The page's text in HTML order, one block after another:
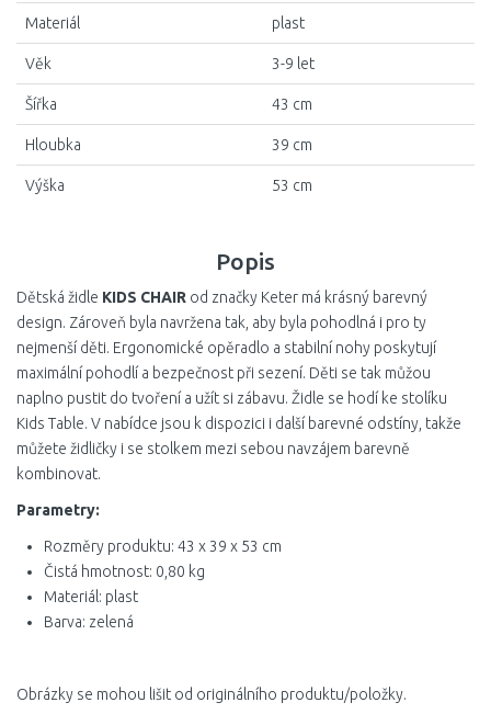
Popis
Dětská židle KIDS CHAIR od značky Keter má krásný barevný
design. Zároveň byla navržena tak, aby byla pohodlná i pro ty
nejmenší děti. Ergonomické opěradlo a stabilní nohy poskytují
maximální pohodlí a bezpečnost při sezení. Děti se tak můžou
naplno pustit do tvoření a užít si zábavu. Židle se hodí ke stolíku
Kids Table. V nabídce jsou k dispozici i další barevné odstíny, takže
můžete židličky i se stolkem mezi sebou navzájem barevně
kombinovat.
Parametry:
Rozměry produktu: 43 x 39 x 53 cm
Čistá hmotnost: 0,80 kg
Materiál: plast
Barva: zelená
Obrázky se mohou lišit od originálního produktu/položky.
Materiál plast
Věk 3-9 let
Šířka 43 cm
Hloubka 39 cm
Výška 53 cm